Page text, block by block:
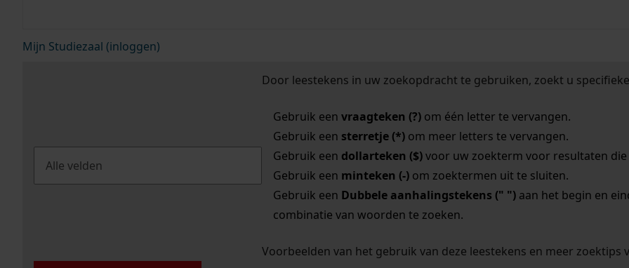
Mijn Studiezaal (inloggen)
Door leestekens in uw zoekopdracht te gebruiken, zoekt u
Gebruik een vraagteken (?)om één letter te vervangen.
Gebruik een sterretje (*)om meer letters te vervangen.
Gebruik een dollarteken ($)voor uw zoekterm voor resultaten die
Gebruik een minteken (-)om zoektermen uit te sluiten.
Gebruik een Dubbele aanhalingstekens (" ")aan het begin en
combinatie van woorden te zoeken.
Voorbeelden van het gebruik van deze leestekens en meer zoektips